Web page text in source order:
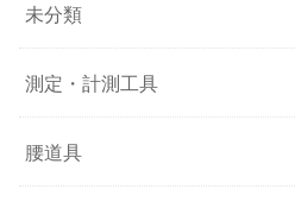
未分類
測定・計測工具
腰道具